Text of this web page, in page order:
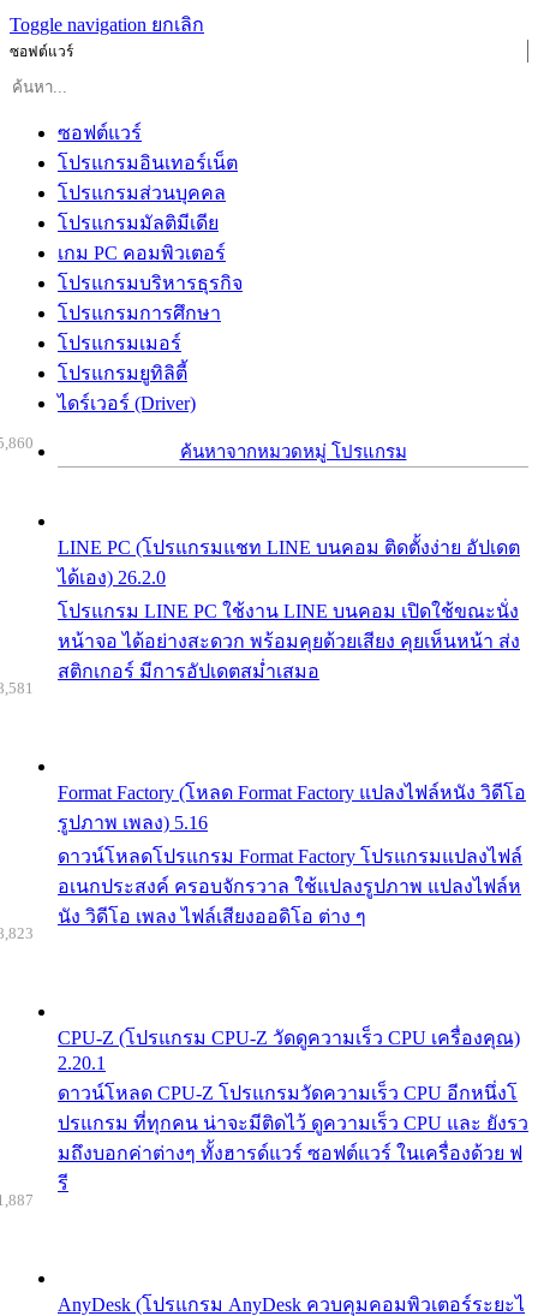
Toggle navigation ยกเลิก
ซอฟต์แวร์
ซอฟต์แวร์
โปรแกรมอินเทอร์เน็ต
โปรแกรมส่วนบุคคล
โปรแกรมมัลติมีเดีย
เกม PC คอมพิวเตอร์
โปรแกรมบริหารธุรกิจ
โปรแกรมการศึกษา
โปรแกรมเมอร์
โปรแกรมยูทิลิตี้
ไดร์เวอร์ (Driver)
ค้นหาจากหมวดหมู่ โปรแกรม
LINE PC (โปรแกรมแชท LINE บนคอม ติดตั้งง่าย อัปเดต
ได้เอง) 26.2.0
โปรแกรม LINE PC ใช้งาน LINE บนคอม เปิดใช้ขณะนั่ง
หน้าจอ ได้อย่างสะดวก พร้อมคุยด้วยเสียง คุยเห็นหน้า ส่ง
สติกเกอร์ มีการอัปเดตสม่ำเสมอ
Format Factory (โหลด Format Factory แปลงไฟล์หนัง วิดีโอ
รูปภาพ เพลง) 5.16
ดาวน์โหลดโปรแกรม Format Factory โปรแกรมแปลงไฟล์
อเนกประสงค์ ครอบจักรวาล ใช้แปลงรูปภาพ แปลงไฟล์ห
นัง วิดีโอ เพลง ไฟล์เสียงออดิโอ ต่าง ๆ
CPU-Z (โปรแกรม CPU-Z วัดดูความเร็ว CPU เครื่องคุณ)
2.20.1
ดาวน์โหลด CPU-Z โปรแกรมวัดความเร็ว CPU อีกหนึ่งโ
ปรแกรม ที่ทุกคน น่าจะมีติดไว้ ดูความเร็ว CPU และ ยังรว
มถึงบอกค่าต่างๆ ทั้งฮารด์แวร์ ซอฟต์แวร์ ในเครื่องด้วย ฟ
รี
AnyDesk (โปรแกรม AnyDesk ควบคุมคอมพิวเตอร์ระยะไ